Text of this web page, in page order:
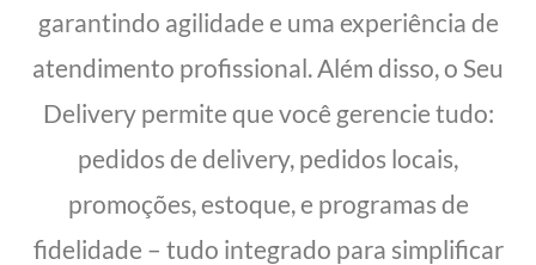
garantindo agilidade e uma experiência de
atendimento profissional. Além disso, o Seu
Delivery permite que você gerencie tudo:
pedidos de delivery, pedidos locais,
promoções, estoque, e programas de
fidelidade – tudo integrado para simplificar